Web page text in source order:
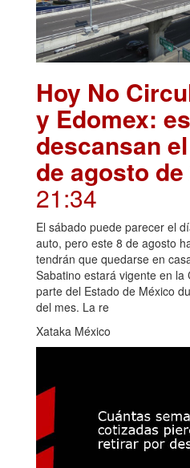
Hoy No
y Edomex:
descansan
de agosto de
21:34
El sábado puede parecer el
auto, pero este 8 de agosto
tendrán que quedarse en
Sabatino estará vigente en la
parte del Estado de México
del mes. La re
Xataka México